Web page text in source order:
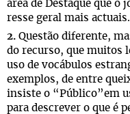
área de Des­ta­que que
resse geral mais actuais.
2. Ques­tão dife­rente,
do recurso, que mui­tos
uso de vocá­bu­los
exem­plos, de entre
insiste o “Público”em
para des­cre­ver o que é